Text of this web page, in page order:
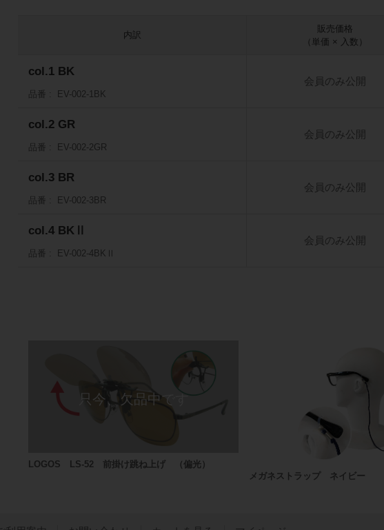
内訳
販売価格
（単価 × 入数）
col.1 BK
品番 EV-002-1BK
会員のみ公開
col.2 GR
品番 EV-002-2GR
会員のみ公開
col.3 BR
品番 EV-002-3BR
会員のみ公開
col.4 BKⅡ
品番 EV-002-4BKⅡ
会員のみ公開
LOGOS LS-52 前掛け跳ね上げ （偏光）
メガネストラップ ネイビー